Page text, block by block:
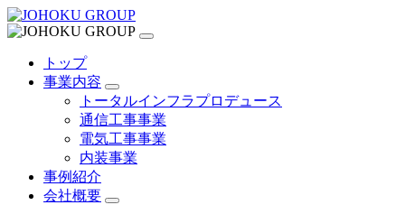
トップ
事業内容
トータルインフラプロデュース
通信工事事業
電気工事事業
内装事業
事例紹介
会社概要